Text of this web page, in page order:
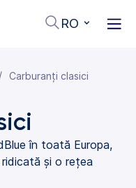
RO
Carburanți clasici
în toată Europa,
și o rețea